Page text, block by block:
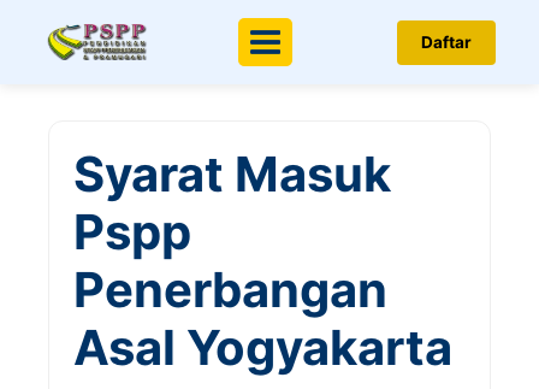
Menu Daftar
Syarat Masuk
Pspp
Penerbangan
Asal Yogyakarta